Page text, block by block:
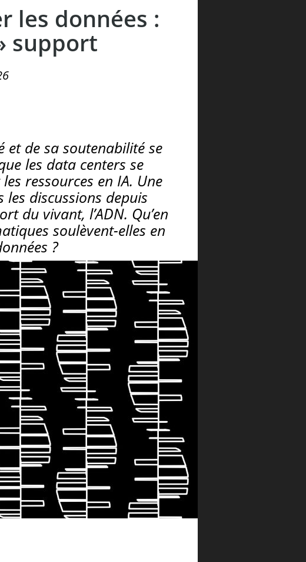
les données :
support
et de sa soutenabilité se
les data centers se
ressources en IA. Une
discussions depuis
du vivant, l’ADN. Qu’en
soulèvent-elles en
?